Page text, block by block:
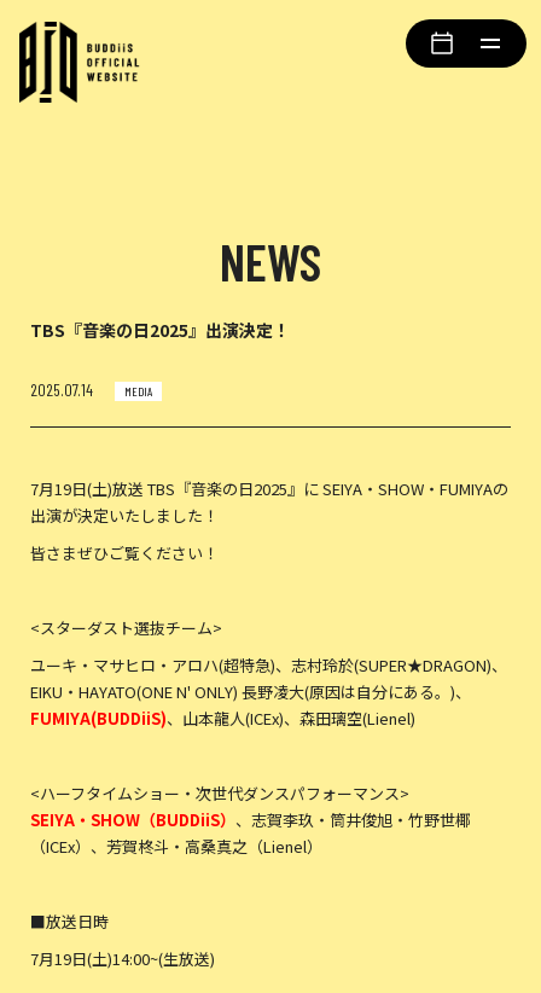
NEWS
TBS『音楽の日2025』出演決定！
2025.07.14 MEDIA
7月19日(土)放送 TBS『音楽の日2025』に SEIYA・SHOW・FUMIYAの
出演が決定いたしました！
皆さまぜひご覧ください！
<スターダスト選抜チーム>
ユーキ・マサヒロ・アロハ(超特急)、志村玲於(SUPER★DRAGON)、
EIKU・HAYATO(ONE N' ONLY) 長野凌大(原因は自分にある。)、
FUMIYA(BUDDiiS)、山本龍人(ICEx)、森田璃空(Lienel)
<ハーフタイムショー・次世代ダンスパフォーマンス>
SEIYA・SHOW（BUDDiiS） 、志賀李玖・筒井俊旭・竹野世椰
（ICEx）、芳賀柊斗・高桑真之（Lienel）
■放送日時
7月19日(土)14:00~(生放送)